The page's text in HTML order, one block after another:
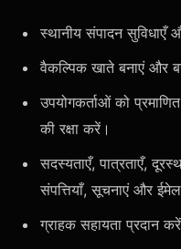
स्थानीय संपादन सुविधाएँ
वैकल्पिक खाते बनाएं और
उपयोगकर्ताओं को
की रक्षा करें।
सदस्यताएँ, पात्रताएँ,
संपत्तियाँ, सूचनाएं और
ग्राहक सहायता प्रदान